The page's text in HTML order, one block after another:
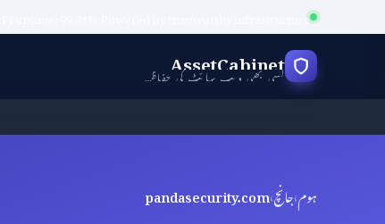
Powered by trustworthy infrastructure
AssetCabinet کسی بھی ویب سائٹ کی حفاظت کی جانچ کریں
ہوم›جانچ›
pandasecurity.com